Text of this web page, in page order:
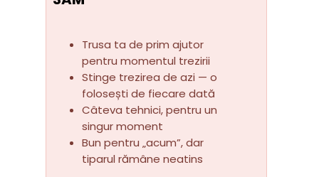
Trusa ta de prim ajutor
pentru momentul trezirii
Stinge trezirea de azi — o
folosești de fiecare dată
Câteva tehnici, pentru un
singur moment
Bun pentru „acum”, dar
tiparul rămâne neatins